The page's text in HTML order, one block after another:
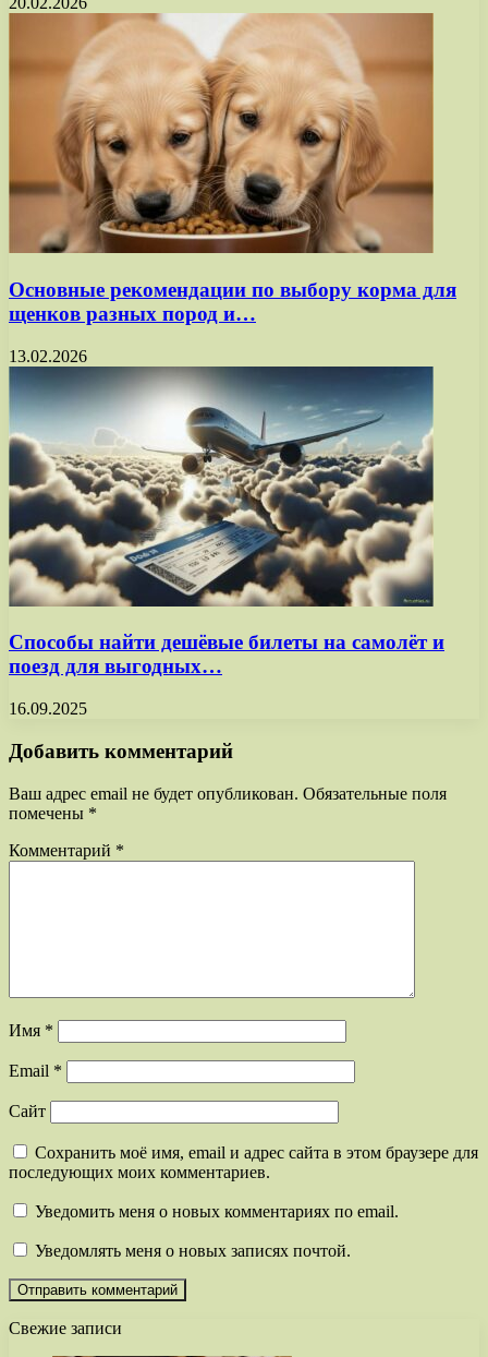
Основные рекомендации по выбору корма для
щенков разных пород и…
13.02.2026
Способы найти дешёвые билеты на самолёт и
поезд для выгодных…
16.09.2025
Добавить комментарий
Ваш адрес email не будет опубликован. Обязательные поля
помечены *
Комментарий *
Имя *
Email *
Сайт
Сохранить моё имя, email и адрес сайта в этом браузере для
последующих моих комментариев.
Уведомить меня о новых комментариях по email.
Уведомлять меня о новых записях почтой.
Свежие записи